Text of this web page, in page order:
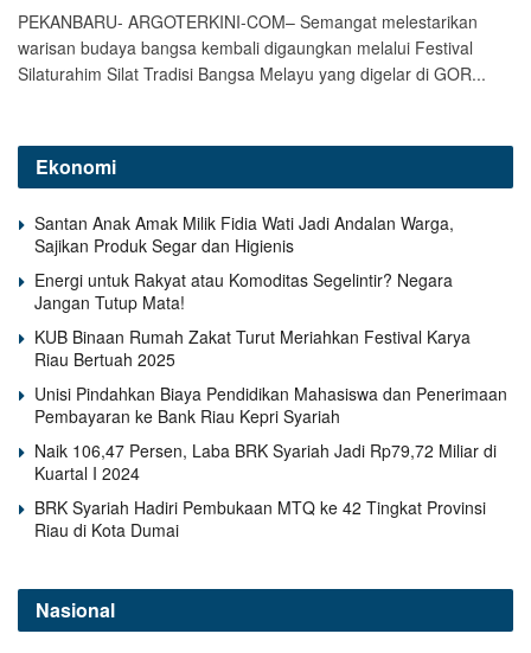
PEKANBARU- ARGOTERKINI-COM– Semangat melestarikan
warisan budaya bangsa kembali digaungkan melalui Festival
Silaturahim Silat Tradisi Bangsa Melayu yang digelar di GOR...
Ekonomi
Santan Anak Amak Milik Fidia Wati Jadi Andalan Warga,
Sajikan Produk Segar dan Higienis
Energi untuk Rakyat atau Komoditas Segelintir? Negara
Jangan Tutup Mata!
KUB Binaan Rumah Zakat Turut Meriahkan Festival Karya
Riau Bertuah 2025
Unisi Pindahkan Biaya Pendidikan Mahasiswa dan Penerimaan
Pembayaran ke Bank Riau Kepri Syariah
Naik 106,47 Persen, Laba BRK Syariah Jadi Rp79,72 Miliar di
Kuartal I 2024
BRK Syariah Hadiri Pembukaan MTQ ke 42 Tingkat Provinsi
Riau di Kota Dumai
Nasional